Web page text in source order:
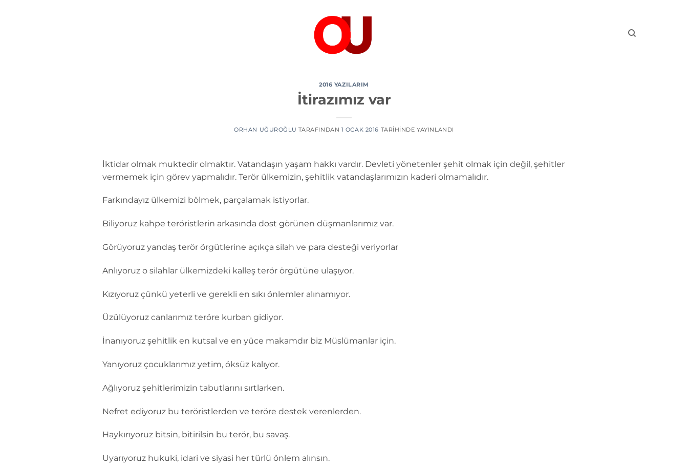
2016 YAZILARIM
İtirazımız var
ORHAN UĞUROĞLU TARAFINDAN 1 OCAK 2016 TARIHINDE YAYINLANDI
İktidar olmak muktedir olmaktır. Vatandaşın yaşam hakkı vardır. Devleti yönetenler şehit olmak için değil, şehitler
vermemek için görev yapmalıdır. Terör ülkemizin, şehitlik vatandaşlarımızın kaderi olmamalıdır.
Farkındayız ülkemizi bölmek, parçalamak istiyorlar.
Biliyoruz kahpe teröristlerin arkasında dost görünen düşmanlarımız var.
Görüyoruz yandaş terör örgütlerine açıkça silah ve para desteği veriyorlar
Anlıyoruz o silahlar ülkemizdeki kalleş terör örgütüne ulaşıyor.
Kızıyoruz çünkü yeterli ve gerekli en sıkı önlemler alınamıyor.
Üzülüyoruz canlarımız teröre kurban gidiyor.
İnanıyoruz şehitlik en kutsal ve en yüce makamdır biz Müslümanlar için.
Yanıyoruz çocuklarımız yetim, öksüz kalıyor.
Ağlıyoruz şehitlerimizin tabutlarını sırtlarken.
Nefret ediyoruz bu teröristlerden ve teröre destek verenlerden.
Haykırıyoruz bitsin, bitirilsin bu terör, bu savaş.
Uyarıyoruz hukuki, idari ve siyasi her türlü önlem alınsın.